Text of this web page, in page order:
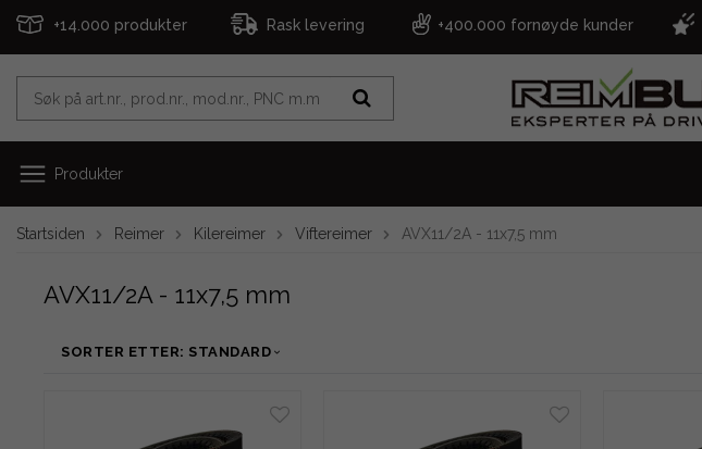
+14.000 produkter Rask levering +400.000 fornøyde kunder
Produkter
Startsiden Reimer Kilereimer Viftereimer AVX11/2A - 11x7,5 mm
AVX11/2A - 11x7,5 mm
SORTER ETTER: STANDARD